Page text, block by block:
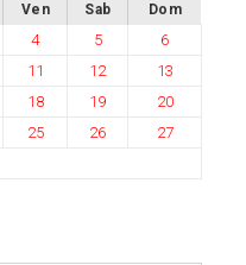
Ven Sab Dom
4 5
6
11 12
13
18 19
20
25 26
27